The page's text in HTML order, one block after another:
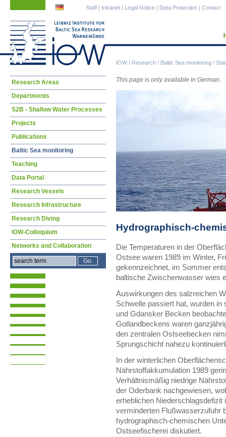
IOW/ Research / Baltic Sea monitoring /
Staff | Intranet | Legal Notice | Data Protection | Contact
This page is only available in German.
Hydrographisch-
Die Temperaturen in der
Ostsee waren 1989 im Winter,
gekennzeichnet, im Sommer
baltische Zwischenwasser wies
Auswirkungen des salzreichen
Schwelle passiert hat, wurden
und Gdansker Becken
Gotlandbeckens waren
den zentralen Ostseebecken
Sprungschicht nahezu
In der winterlichen
Nährstoffakkumulation 1989
Verhältnismäßig niedrige
der Oderbank nachgewiesen,
erheblichen Niederschlagsdefizit
verminderten Flußwasserzufuhr
hydrographisch-chemischen
Ostseefischerei diskutiert.
Skip
Research Areas
Departments
S2B - Shallow Water Processes
Projects
Publications
Baltic Sea monitoring
Teaching
Data Portal
Research Vessels
Research Infrastructure
Research Diving
IOW-Colloquium
Networks and Collaboration